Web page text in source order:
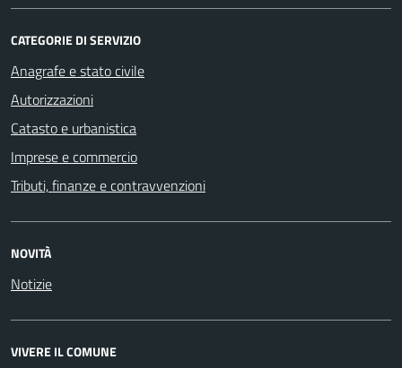
CATEGORIE DI SERVIZIO
Anagrafe e stato civile
Autorizzazioni
Catasto e urbanistica
Imprese e commercio
Tributi, finanze e contravvenzioni
NOVITÀ
Notizie
VIVERE IL COMUNE